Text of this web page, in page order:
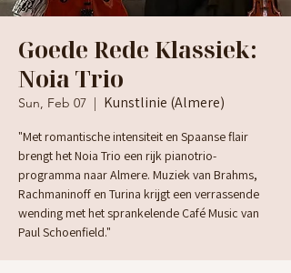
Goede Rede Klassiek:
Noia Trio
Sun, Feb 07
  |
Kunstlinie (Almere)
"Met romantische intensiteit en Spaanse flair
brengt het Noia Trio een rijk pianotrio­
programma naar Almere. Muziek van Brahms,
Rachmaninoff en Turina krijgt een verrassende
wending met het sprankelende Café Music van
Paul Schoenfield."